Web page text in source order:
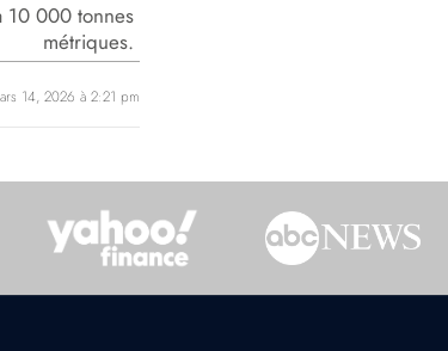
10 000 tonnes
métriques.
14, 2026 à 2:21 pm